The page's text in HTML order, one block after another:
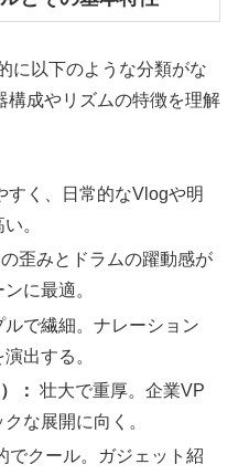
に以下のような分類がな
構成やリズムの特徴を理解
すく、日常的なVlogや明
。
歪みとドラムの躍動感が
に最適。
ルで繊細。ナレーション
出する。
： 壮大で重厚。企業VP
な展開に向く。
でクール。ガジェット紹